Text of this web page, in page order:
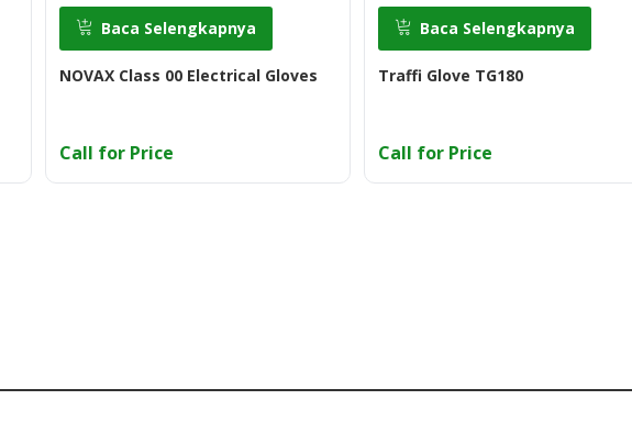
Baca Selengkapnya
NOVAX Class 00 Electrical Gloves
Call for Price
Baca Selengkapnya
Traffi Glove TG180
Call for Price